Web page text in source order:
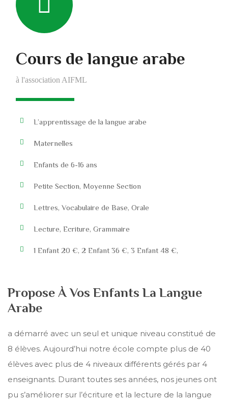
Cours de langue arabe
à l'association AIFML
L’apprentissage de la langue arabe
Maternelles
Enfants de 6-16 ans
Petite Section, Moyenne Section
Lettres, Vocabulaire de Base, Orale
Lecture, Ecriture, Grammaire
1 Enfant 20 €, 2 Enfant 36 €, 3 Enfant 48 €,
Propose À Vos Enfants La Langue
Arabe
a démarré avec un seul et unique niveau constitué de
8 élèves. Aujourd’hui notre école compte plus de 40
élèves avec plus de 4 niveaux différents gérés par 4
enseignants. Durant toutes ses années, nos jeunes ont
pu s’améliorer sur l’écriture et la lecture de la langue